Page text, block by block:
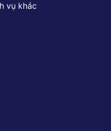
vụ khác